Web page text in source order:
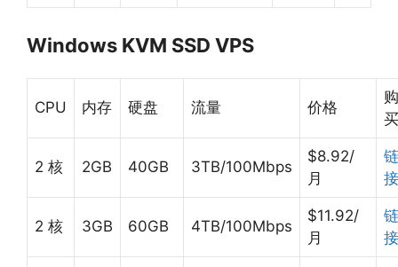
Windows KVM SSD VPS
CPU 内存 硬盘 流量 价格
购
买
2 核 2GB 40GB 3TB/100Mbps
$8.92/
月
链
接
2 核 3GB 60GB 4TB/100Mbps
$11.92/
月
链
接